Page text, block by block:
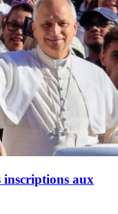
inscriptions aux